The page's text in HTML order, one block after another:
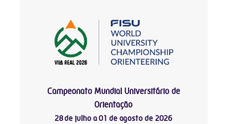
Campeonato Mundial Universitário de
Orientação
28 de julho a 01 de agosto de 2026